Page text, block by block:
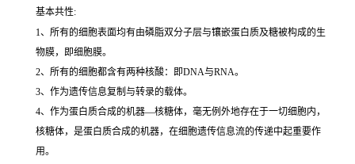
基本共性:
1、所有的细胞表面均有由磷脂双分子层与镶嵌蛋白质及糖被构成的生
物膜，即细胞膜。
2、所有的细胞都含有两种核酸：即DNA与RNA。
3、作为遗传信息复制与转录的载体。
4、作为蛋白质合成的机器—核糖体，毫无例外地存在于一切细胞内，
核糖体，是蛋白质合成的机器，在细胞遗传信息流的传递中起重要作
用。